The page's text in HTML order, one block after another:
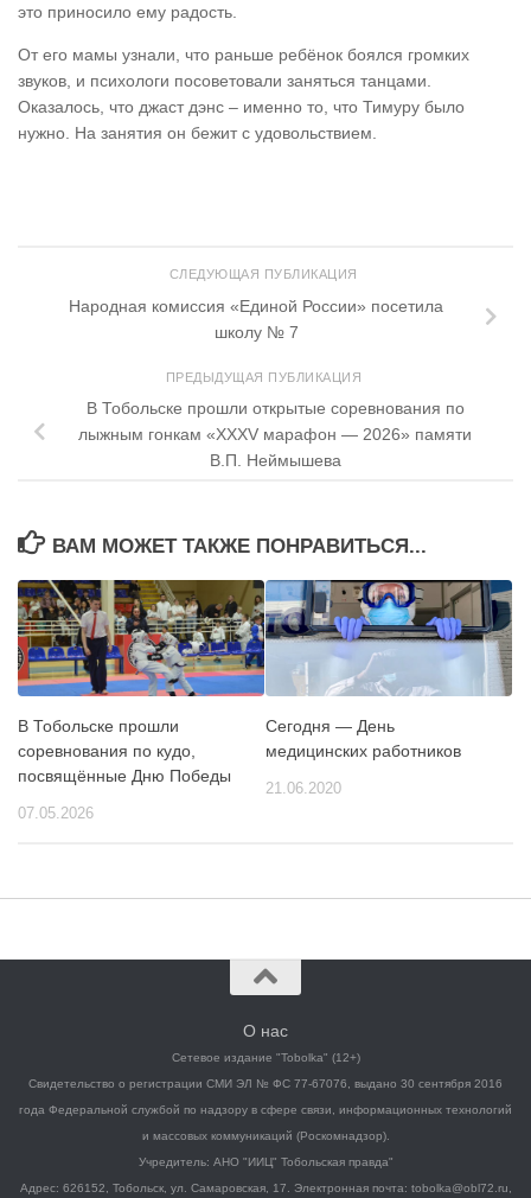
это приносило ему радость.
От его мамы узнали, что раньше ребёнок боялся громких
звуков, и психологи посоветовали заняться танцами.
Оказалось, что джаст дэнс – именно то, что Тимуру было
нужно. На занятия он бежит с удовольствием.
СЛЕДУЮЩАЯ ПУБЛИКАЦИЯ
Народная комиссия «Единой России» посетила
школу № 7
ПРЕДЫДУЩАЯ ПУБЛИКАЦИЯ
В Тобольске прошли открытые соревнования по
лыжным гонкам «XXXV марафон — 2026» памяти
В.П. Неймышева
ВАМ МОЖЕТ ТАКЖЕ ПОНРАВИТЬСЯ...
В Тобольске прошли
соревнования по кудо,
посвящённые Дню Победы
07.05.2026
Сегодня — День
медицинских работников
21.06.2020
О нас
Сетевое издание "Tobolka" (12+)
Свидетельство о регистрации СМИ ЭЛ № ФС 77-67076, выдано 30 сентября 2016
года Федеральной службой по надзору в сфере связи, информационных технологий
и массовых коммуникаций (Роскомнадзор).
Учредитель: АНО "ИИЦ" Тобольская правда"
Адрес: 626152, Тобольск, ул. Самаровская, 17. Электронная почта: tobolka@obl72.ru,